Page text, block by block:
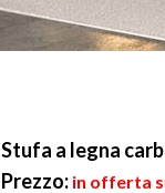
Stufa a legna
Prezzo: in offerta